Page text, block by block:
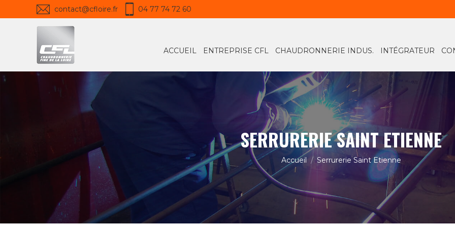
contact@cfloire.fr 04 77 74 72 60
ACCUEIL ENTREPRISE CFL CHAUDRONNERIE INDUS. INTÉGRATEUR
SERRURERIE SAINT ETIENNE
Vous êtes ici :
Accueil Serrurerie Saint Etienne